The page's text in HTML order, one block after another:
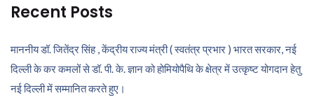
Recent Posts
माननीय डॉ. जितेंद्र सिंह , केंद्रीय राज्य मंत्री ( स्वतंत्र प्रभार ) भारत सरकार, नई
दिल्ली के कर कमलों से डॉ. पी. के. ज्ञान को होमियोपैथि के क्षेत्र में उत्कृष्ट योगदान हेतु
नई दिल्ली में सम्मानित करते हुए।